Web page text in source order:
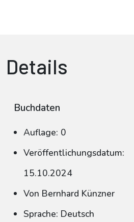
Details
Buchdaten
Auflage: 0
Veröffentlichungsdatum:
15.10.2024
Von Bernhard Künzner
Sprache: Deutsch